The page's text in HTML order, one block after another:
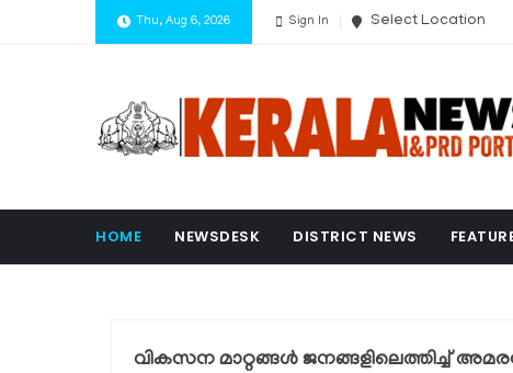
Thu, Aug 6, 2026 Sign In Select Location
HOME NEWSDESK DISTRICT NEWS
വികസന മാറ്റങ്ങള്‍ ജനങ്ങളിലെത്തിച്ച്